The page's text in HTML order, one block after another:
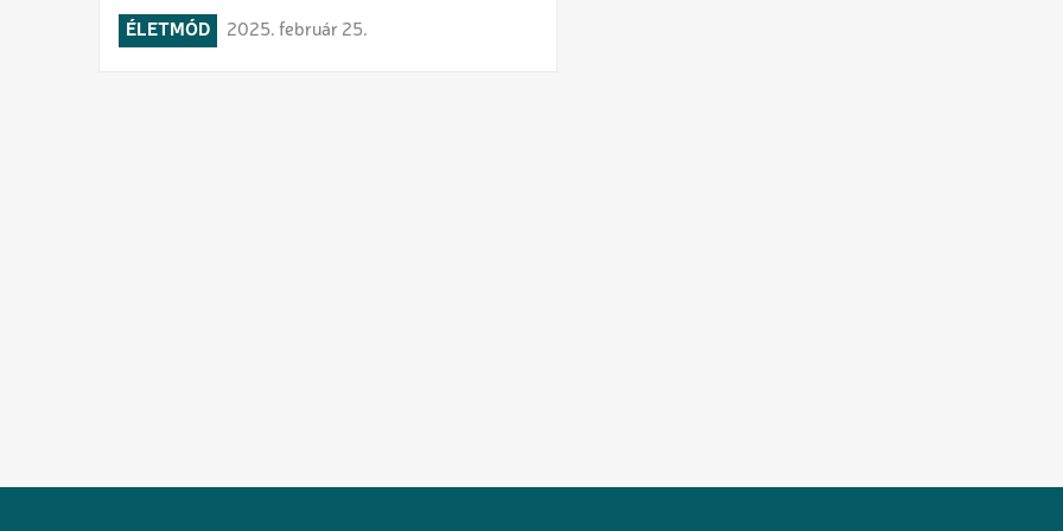
ÉLETMÓD 2025. február 25.